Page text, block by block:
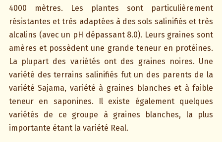
4000 mètres. Les plantes sont particulièrement
résistantes et très adaptées à des sols salinifiés et très
alcalins (avec un pH dépassant 8.0). Leurs graines sont
amères et possèdent une grande teneur en protéines.
La plupart des variétés ont des graines noires. Une
variété des terrains salinifiés fut un des parents de la
variété Sajama, variété à graines blanches et à faible
teneur en saponines. Il existe également quelques
variétés de ce groupe à graines blanches, la plus
importante étant la variété Real.